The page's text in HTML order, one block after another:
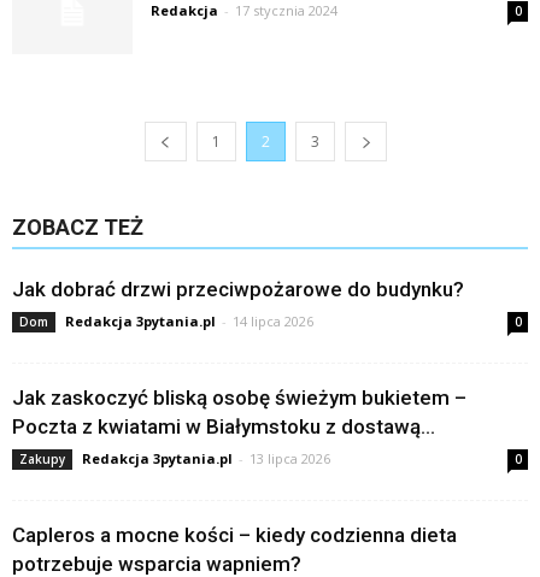
Redakcja - 17 stycznia 2024 0
1 2 3
ZOBACZ TEŻ
Jak dobrać drzwi przeciwpożarowe do budynku?
Dom Redakcja 3pytania.pl - 14 lipca 2026 0
Jak zaskoczyć bliską osobę świeżym bukietem –
Poczta z kwiatami w Białymstoku z dostawą...
Zakupy Redakcja 3pytania.pl - 13 lipca 2026 0
Capleros a mocne kości – kiedy codzienna dieta
potrzebuje wsparcia wapniem?